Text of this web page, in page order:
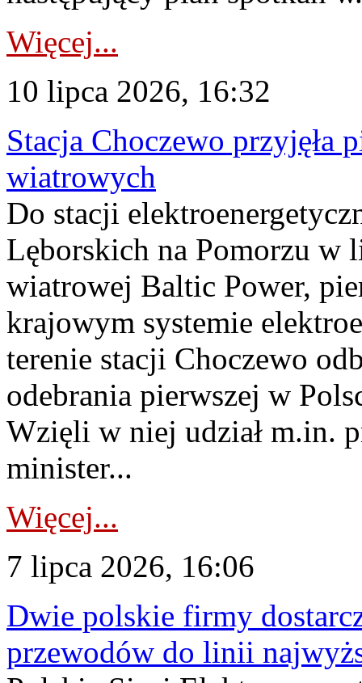
Więcej...
10 lipca 2026, 16:32
Stacja Choczewo przyjęła
wiatrowych
Do stacji
Lęborskich na Pomorzu w
wiatrowej Baltic Power,
krajowym systemie
terenie stacji Choczewo
odebrania pierwszej w
Wzięli w niej udział m.in.
minister...
Więcej...
7 lipca 2026, 16:06
Dwie polskie firmy
przewodów do linii